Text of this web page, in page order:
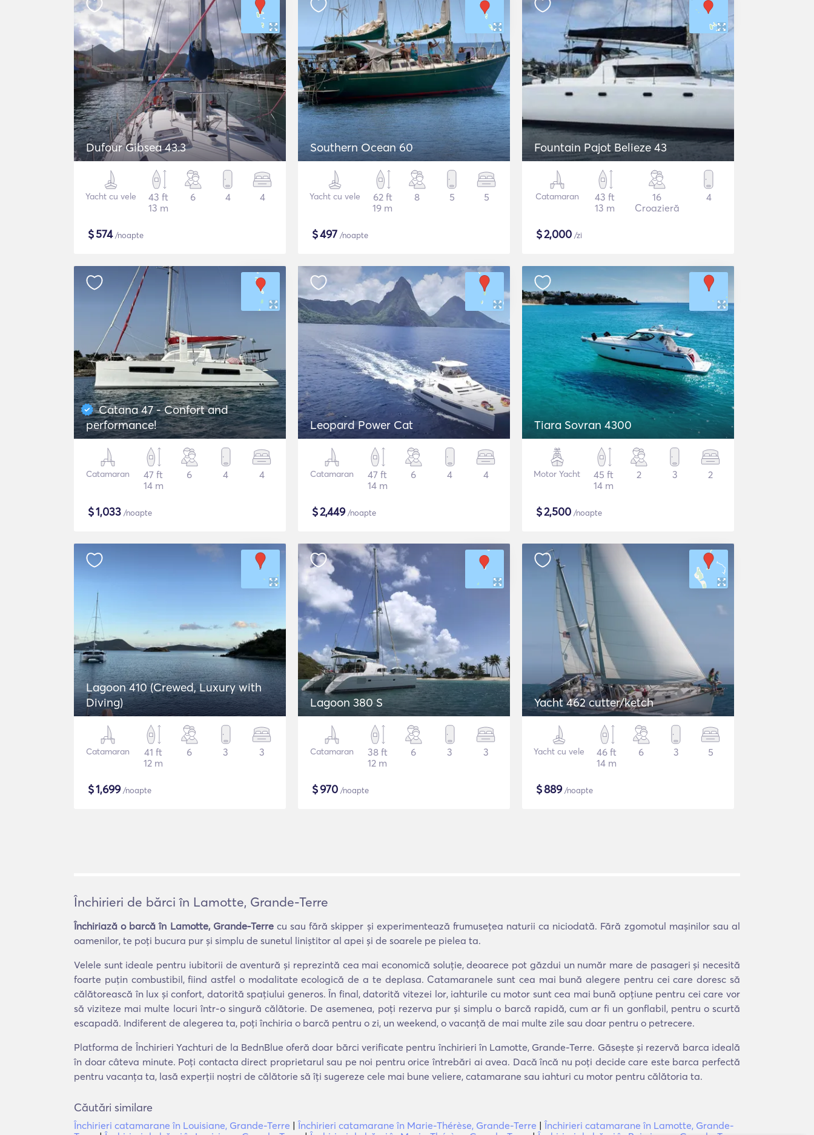
Dufour Gibsea 43.3
Yacht cu vele
43 ft
13 m
6 4 4
$574/noapte
Southern Ocean 60
Yacht cu vele
62 ft
19 m
8 5 5
$497 /noapte
Fountain Pajot Belieze 43
Catamaran
43 ft
13 m
16
Croazieră
4
$2,000 /zi
Catana 47 - Confort and
performance!
Catamaran
47 ft
14 m
6 4 4
$1,033 /noapte
Leopard Power Cat
Catamaran
47 ft
14 m
6 4 4
$2,449/noapte
Tiara Sovran 4300
Motor Yacht
45 ft
14 m
2 3 2
$2,500 /noapte
Lagoon 410 (Crewed, Luxury with
Diving)
Catamaran
41 ft
12 m
6 3 3
$1,699/noapte
Lagoon 380 S
Catamaran
38 ft
12 m
6 3 3
$970 /noapte
Yacht 462 cutter/ketch
Yacht cu vele
46 ft
14 m
6 3 5
$889/noapte
Închirieri de bărci în Lamotte, Grande-Terre
Închiriază o barcă în Lamotte, Grande-Terrecu sau fără skipper și experimentează frumusețea naturii ca niciodată. Fără zgomotul mașinilor sau al
oamenilor, te poți bucura pur și simplu de sunetul liniștitor al apei și de soarele pe pielea ta.
Velele sunt ideale pentru iubitorii de aventură și reprezintă cea mai economică soluție, deoarece pot găzdui un număr mare de pasageri și necesită
foarte puțin combustibil, fiind astfel o modalitate ecologică de a te deplasa. Catamaranele sunt cea mai bună alegere pentru cei care doresc să
călătorească în lux și confort, datorită spațiului generos. În final, datorită vitezei lor, iahturile cu motor sunt cea mai bună opțiune pentru cei care vor
să viziteze mai multe locuri într-o singură călătorie. De asemenea, poți rezerva pur și simplu o barcă rapidă, cum ar fi un gonflabil, pentru o scurtă
escapadă. Indiferent de alegerea ta, poți închiria o barcă pentru o zi, un weekend, o vacanță de mai multe zile sau doar pentru o petrecere.
Platforma de Închirieri Yachturi de la BednBlue oferă doar bărci verificate pentru închirieri în Lamotte, Grande-Terre. Găsește și rezervă barca ideală
în doar câteva minute. Poți contacta direct proprietarul sau pe noi pentru orice întrebări ai avea. Dacă încă nu poți decide care este barca perfectă
pentru vacanța ta, lasă experții noștri de călătorie să îți sugereze cele mai bune veliere, catamarane sau iahturi cu motor pentru călătoria ta.
Căutări similare
Închirieri catamarane în Louisiane, Grande-Terre | Închirieri catamarane în Marie-Thérèse, Grande-Terre | Închirieri catamarane în Lamotte, Grande-